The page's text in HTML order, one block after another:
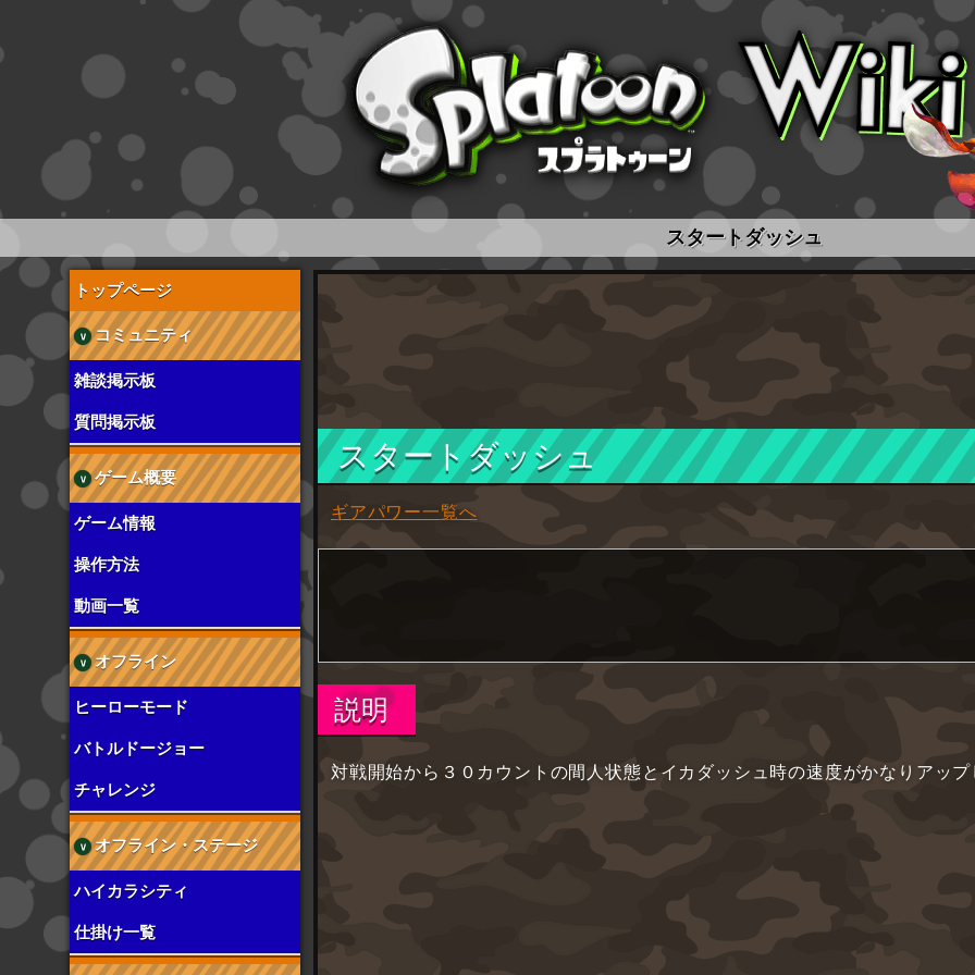
スプラトゥーン wiki
スタートダッシュ
スタートダッシュ
ギアパワー一覧へ
説明
対戦開始から３０カウントの間人状態とイカダッシュ時の速度がかなりアッ
トップページ
コミュニティ
雑談掲示板
質問掲示板
ゲーム概要
ゲーム情報
操作方法
動画一覧
オフライン
ヒーローモード
バトルドージョー
チャレンジ
オフライン・ステージ
ハイカラシティ
仕掛け一覧